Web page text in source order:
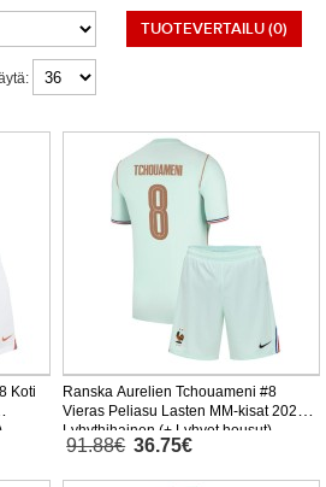
TUOTEVERTAILU (0)
Koti
Ranska Aurelien Tchouameni #8
Vieras Peliasu Lasten MM-kisat 2026
Lyhythihainen (+ Lyhyet housut)
91.88€ 36.75€